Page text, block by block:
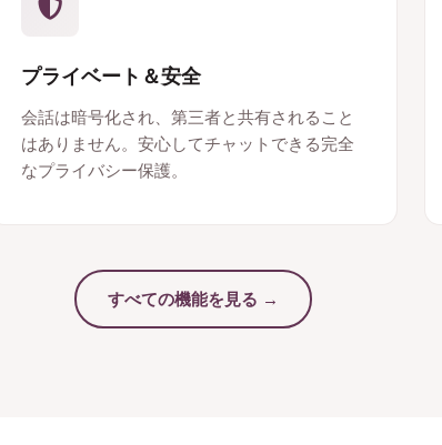
プライベート＆安全
会話は暗号化され、第三者と共有されること
はありません。安心してチャットできる完全
なプライバシー保護。
すべての機能を見る →